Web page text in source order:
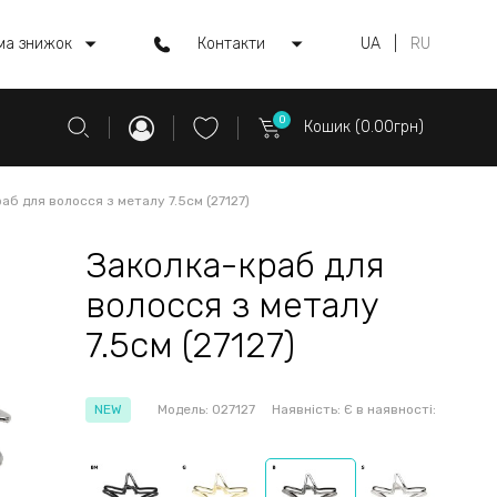
знижок Контакти UA RU
0 Кошик (0.00грн)
для волосся з металу 7.5см (27127)
Заколка-краб для
волосся з металу
7.5см (27127)
NEW Модель: 027127 Наявність: Є в наявності: